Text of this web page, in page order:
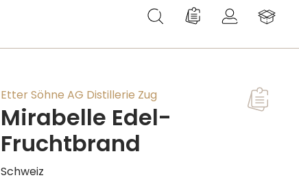
Du hast 0 Produkte
Etter Söhne AG Distillerie Zug
Mirabelle Edel-
Fruchtbrand
Schweiz